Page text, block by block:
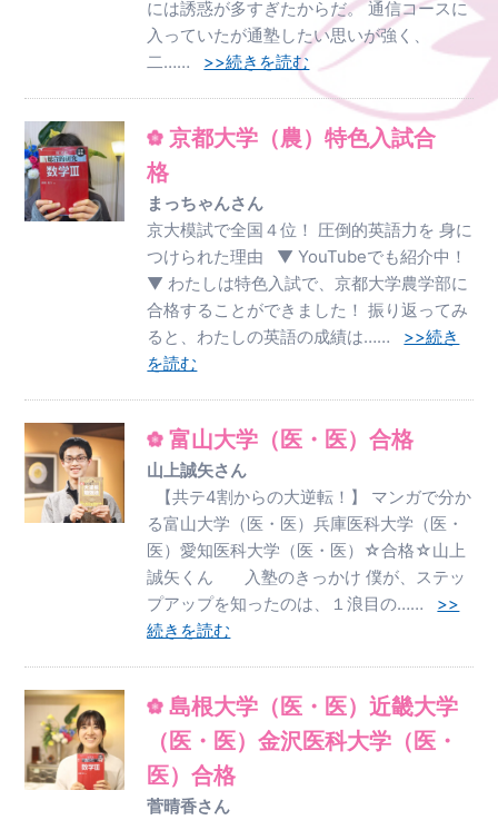
には誘惑が多すぎたからだ。 通信コースに
入っていたが通塾したい思いが強く、
二…… >>続きを読む
京都大学（農）特色入試合
格
まっちゃんさん
京大模試で全国４位！ 圧倒的英語力を 身に
つけられた理由 ▼ YouTubeでも紹介中！
▼ わたしは特色入試で、京都大学農学部に
合格することができました！ 振り返ってみ
ると、わたしの英語の成績は…… >>続き
を読む
富山大学（医・医）合格
山上誠矢さん
【共テ4割からの大逆転！】 マンガで分か
る富山大学（医・医）兵庫医科大学（医・
医）愛知医科大学（医・医）☆合格☆山上
誠矢くん 入塾のきっかけ 僕が、ステッ
プアップを知ったのは、１浪目の…… >>
続きを読む
島根大学（医・医）近畿大学
（医・医）金沢医科大学（医・
医）合格
菅晴香さん